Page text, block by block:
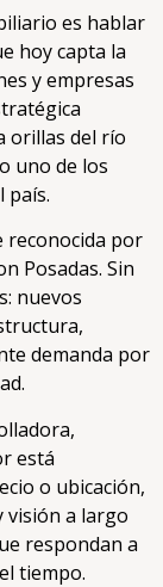
es hablar
hoy capta la
y empresas
orillas del río
uno de los
país.
reconocida por
Posadas. Sin
nuevos
demanda por
está
o ubicación,
visión a largo
respondan a
tiempo.